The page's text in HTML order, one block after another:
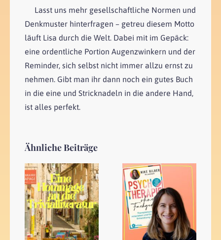
Lasst uns mehr gesellschaftliche Normen und
Denkmuster hinterfragen – getreu diesem Motto
läuft Lisa durch die Welt. Dabei mit im Gepäck:
eine ordentliche Portion Augenzwinkern und der
Reminder, sich selbst nicht immer allzu ernst zu
nehmen. Gibt man ihr dann noch ein gutes Buch
in die eine und Stricknadeln in die andere Hand,
ist alles perfekt.
Ähnliche Beiträge